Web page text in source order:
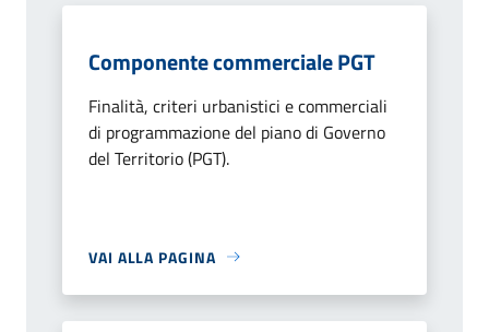
Componente commerciale PGT
Finalità, criteri urbanistici e commerciali
di programmazione del piano di Governo
del Territorio (PGT).
VAI ALLA PAGINA